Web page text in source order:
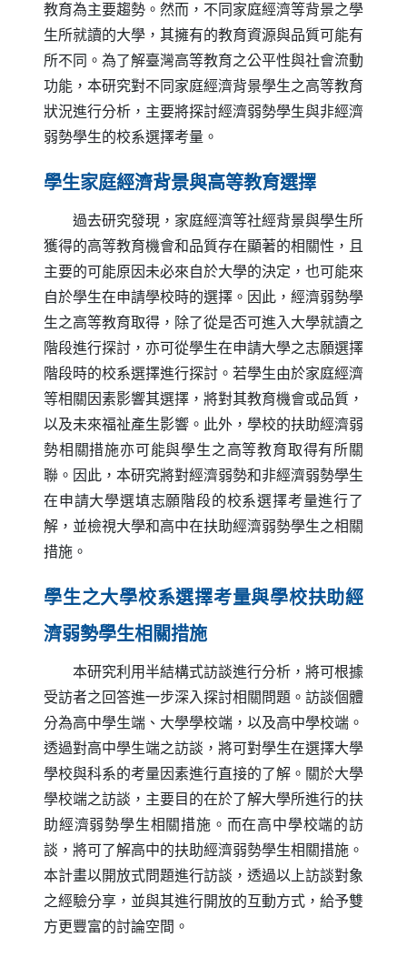
教育為主要趨勢。然而，不同家庭經濟等背景之學
生所就讀的大學，其擁有的教育資源與品質可能有
所不同。為了解臺灣高等教育之公平性與社會流動
功能，本研究對不同家庭經濟背景學生之高等教育
狀況進行分析，主要將探討經濟弱勢學生與非經濟
弱勢學生的校系選擇考量。
學生家庭經濟背景與高等教育選擇
過去研究發現，家庭經濟等社經背景與學生所
獲得的高等教育機會和品質存在顯著的相關性，且
主要的可能原因未必來自於大學的決定，也可能來
自於學生在申請學校時的選擇。因此，經濟弱勢學
生之高等教育取得，除了從是否可進入大學就讀之
階段進行探討，亦可從學生在申請大學之志願選擇
階段時的校系選擇進行探討。若學生由於家庭經濟
等相關因素影響其選擇，將對其教育機會或品質，
以及未來福祉產生影響。此外，學校的扶助經濟弱
勢相關措施亦可能與學生之高等教育取得有所關
聯。因此，本研究將對經濟弱勢和非經濟弱勢學生
在申請大學選填志願階段的校系選擇考量進行了
解，並檢視大學和高中在扶助經濟弱勢學生之相關
措施。
學生之大學校系選擇考量與學校扶助經
濟弱勢學生相關措施
本研究利用半結構式訪談進行分析，將可根據
受訪者之回答進一步深入探討相關問題。訪談個體
分為高中學生端、大學學校端，以及高中學校端。
透過對高中學生端之訪談，將可對學生在選擇大學
學校與科系的考量因素進行直接的了解。關於大學
學校端之訪談，主要目的在於了解大學所進行的扶
助經濟弱勢學生相關措施。而在高中學校端的訪
談，將可了解高中的扶助經濟弱勢學生相關措施。
本計畫以開放式問題進行訪談，透過以上訪談對象
之經驗分享，並與其進行開放的互動方式，給予雙
方更豐富的討論空間。